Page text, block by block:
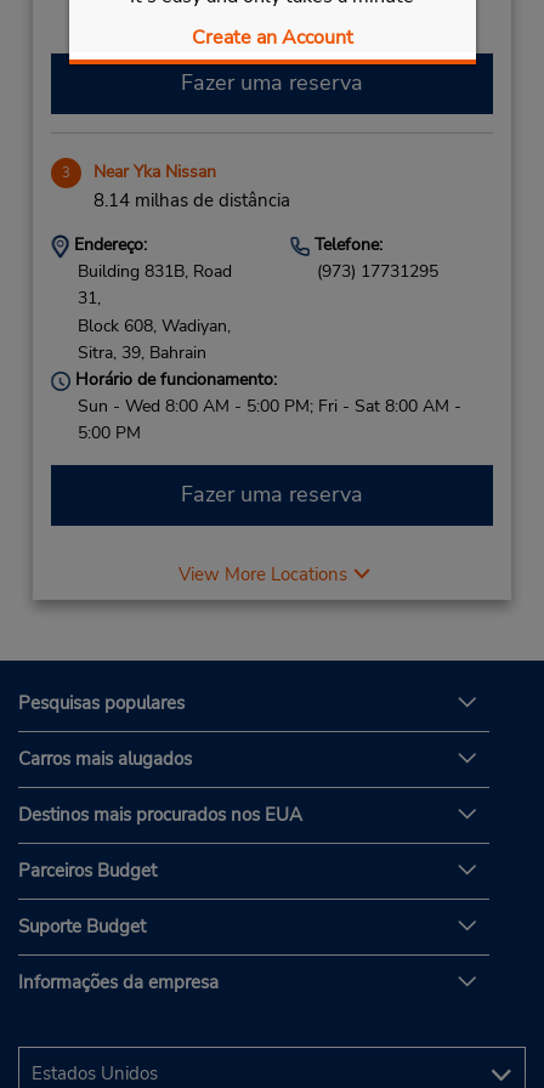
Create an Account
Fazer uma reserva
3 Near Yka Nissan
8.14 milhas de distância
Endereço:
Building 831B, Road
31,
Block 608, Wadiyan,
Sitra, 39, Bahrain
Telefone:
(973) 17731295
Horário de funcionamento:
Sun - Wed 8:00 AM - 5:00 PM; Fri - Sat 8:00 AM -
5:00 PM
Fazer uma reserva
View More Locations
Pesquisas populares
Carros mais alugados
Destinos mais procurados nos EUA
Parceiros Budget
Suporte Budget
Informações da empresa